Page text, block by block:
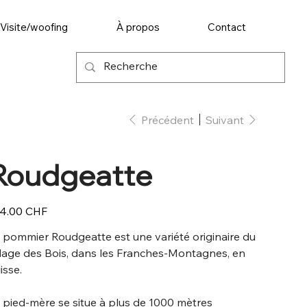
Visite/woofing À propos Contact
Précédent Suivant
CHF
pommier Roudgeatte est une variété originaire du
des Bois, dans les Franches-Montagnes, en
pied-mère se situe à plus de 1000 mètres